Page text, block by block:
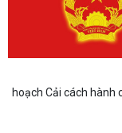
hoạch Cải cách hành